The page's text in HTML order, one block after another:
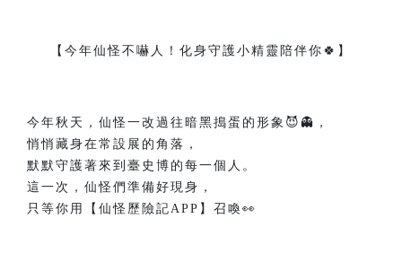
【今年仙怪不嚇人！化身守護小精靈陪伴你🍀】
今年秋天，仙怪一改過往暗黑搗蛋的形象😈👻，
悄悄藏身在常設展的角落，
默默守護著來到臺史博的每一個人。
這一次，仙怪們準備好現身，
只等你用【仙怪歷險記APP】召喚👀